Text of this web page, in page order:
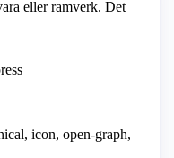
eller ramverk. Det
icon, open-graph,